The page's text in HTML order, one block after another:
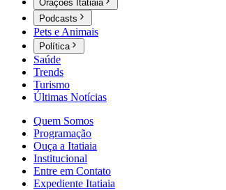
Orações Itatiaia
Podcasts
Pets e Animais
Política
Saúde
Trends
Turismo
Últimas Notícias
Quem Somos
Programação
Ouça a Itatiaia
Institucional
Entre em Contato
Expediente Itatiaia